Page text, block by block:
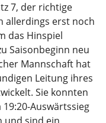
7, der richtige
allerdings erst noch
das Hinspiel
Saisonbeginn neu
Mannschaft hat
Leitung ihres
Sie konnten
Auswärtssieg